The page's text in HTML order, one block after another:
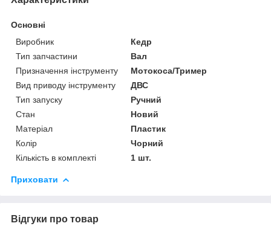
Основні
Виробник
Кедр
Тип запчастини
Вал
Призначення інструменту
Мотокоса/Тример
Вид приводу інструменту
ДВС
Тип запуску
Ручний
Стан
Новий
Матеріал
Пластик
Колір
Чорний
Кількість в комплекті
1 шт.
Приховати
Відгуки про товар